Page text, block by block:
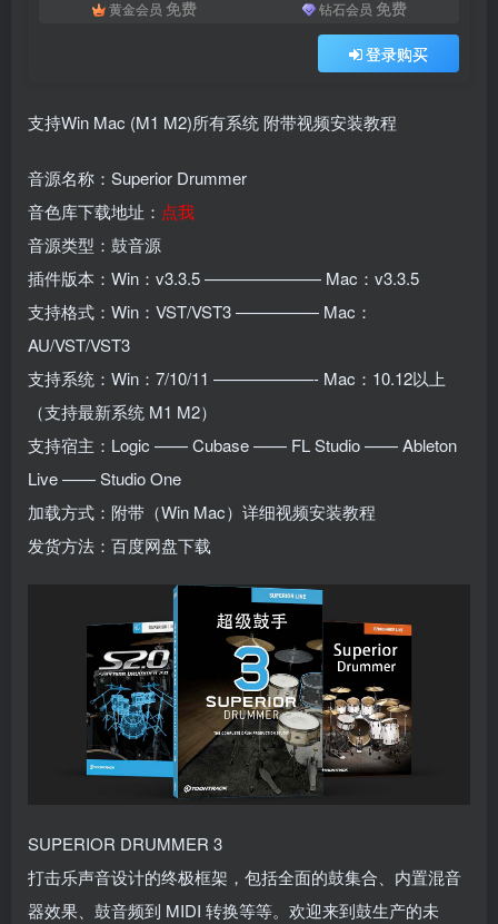
黄金会员 免费 钻石会员 免费
登录购买
支持Win Mac (M1 M2)所有系统 附带视频安装教程
音源名称：Superior Drummer
音色库下载地址： 点我
音源类型：鼓音源
插件版本：Win：v3.3.5 ——————— Mac：v3.3.5
支持格式：Win：VST/VST3 ————— Mac：
AU/VST/VST3
支持系统：Win：7/10/11 ——————- Mac：10.12以上
（支持最新系统 M1 M2）
支持宿主：Logic —— Cubase —— FL Studio —— Ableton
Live —— Studio One
加载方式：附带（Win Mac）详细视频安装教程
发货方法：百度网盘下载
SUPERIOR DRUMMER 3
打击乐声音设计的终极框架，包括全面的鼓集合、内置混音
器效果、鼓音频到 MIDI 转换等等。欢迎来到鼓生产的未